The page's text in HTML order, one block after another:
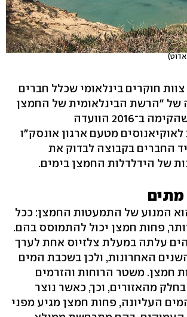
אדוט)
חוקרים בינלאומי שכלל חברים
של "הרשת הבינלאומית של החמצן
באוקיאנוסים", שהקימה ב־2016 הוועדה
מטעם ארגון אונסק"ו
החברים בקבוצה לבדוק את
של הידלדלות החמצן בימים.
המנוע של התמעטות החמצן: ככל
פחות חמצן יכול להתמוסס בהם.
עלתה במעלת צלזיוס אחת לערך
האחרונות, ולכן בשכבת המים
חמצן. משטר הרוחות והזרמים
מהאזורים, וכך, כאשר נוצר
העליונה, פחות חמצן מגיע מפני